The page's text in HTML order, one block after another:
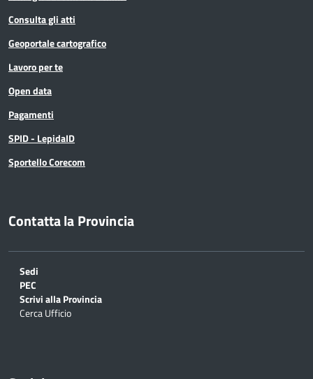
Consulta gli atti
Geoportale cartografico
Lavoro per te
Open data
Pagamenti
SPID - LepidaID
Sportello Corecom
Contatta la Provincia
Sedi
PEC
Scrivi alla Provincia
Cerca Ufficio